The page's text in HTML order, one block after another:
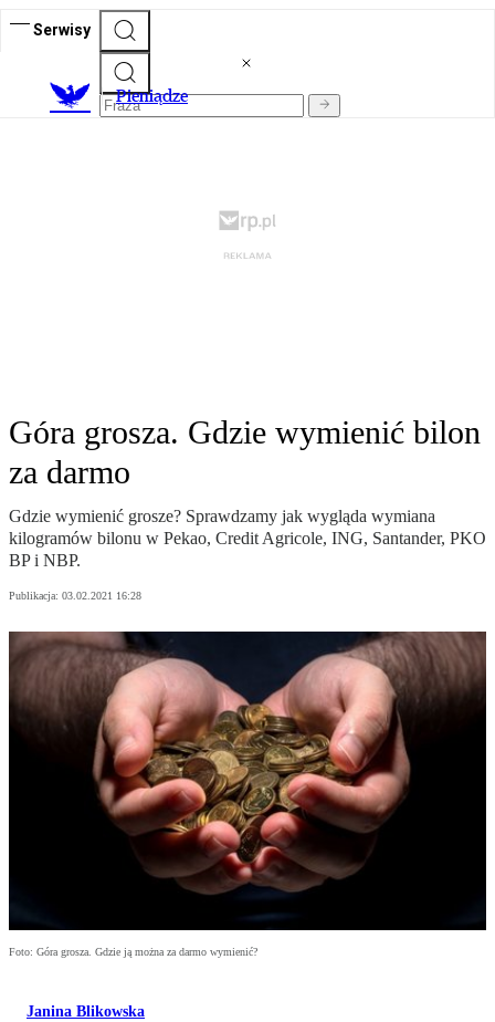
Serwisy
Pieniądze
Góra grosza. Gdzie wymienić bilon
za darmo
Gdzie wymienić grosze? Sprawdzamy jak wygląda wymiana
kilogramów bilonu w Pekao, Credit Agricole, ING, Santander, PKO
BP i NBP.
Publikacja: 03.02.2021 16:28
Foto: Góra grosza. Gdzie ją można za darmo wymienić?
Janina Blikowska